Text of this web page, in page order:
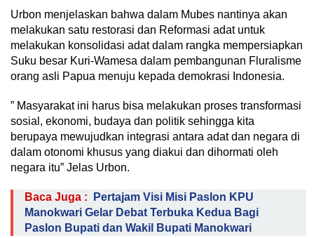
Urbon menjelaskan bahwa dalam Mubes nantinya akan
melakukan satu restorasi dan Reformasi adat untuk
melakukan konsolidasi adat dalam rangka mempersiapkan
Suku besar Kuri-Wamesa dalam pembangunan Fluralisme
orang asli Papua menuju kepada demokrasi Indonesia.
” Masyarakat ini harus bisa melakukan proses transformasi
sosial, ekonomi, budaya dan politik sehingga kita
berupaya mewujudkan integrasi antara adat dan negara di
dalam otonomi khusus yang diakui dan dihormati oleh
negara itu” Jelas Urbon.
Baca Juga :
Pertajam Visi Misi Paslon KPU
Manokwari Gelar Debat Terbuka Kedua Bagi
Paslon Bupati dan Wakil Bupati Manokwari